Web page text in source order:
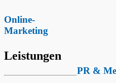
Online-
Marketing
Leistungen
PR &